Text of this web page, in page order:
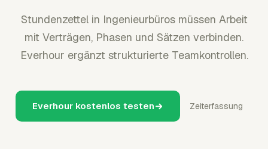
Stundenzettel in Ingenieurbüros müssen Arbeit
mit Verträgen, Phasen und Sätzen verbinden.
Everhour ergänzt strukturierte Teamkontrollen.
Everhour kostenlos testen Zeiterfassung